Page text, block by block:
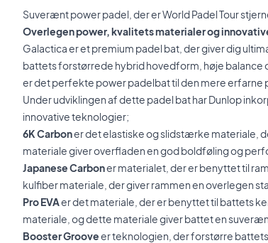
Suverænt power padel, der er World Padel Tour
Overlegen power, kvalitets materialer og
Galactica er et premium padel bat, der giver dig
battets forstørrede hybrid hovedform, høje
er det perfekte power padelbat til den mere erfarne
Under udviklingen af dette padel bat har Dunlop
innovative teknologier;
6K Carboner det elastiske og slidstærke materiale,
materiale giver overfladen en god boldføling og
Japanese Carboner materialet, der er benyttet til
kulfiber materiale, der giver rammen en overlegen
Pro EVAer det materiale, der er benyttet til battets
materiale, og dette materiale giver battet en
Booster Grooveer teknologien, der forstørre